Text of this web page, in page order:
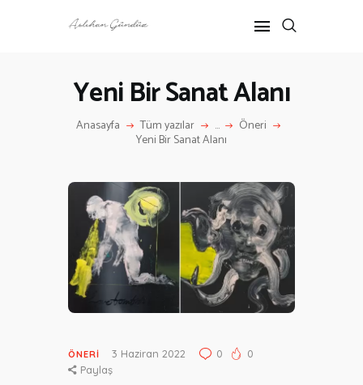
Yeni Bir Sanat Alanı
Anasayfa Tüm yazılar ... Öneri
Yeni Bir Sanat Alanı
RÖPORTAJ
KÜLTÜR SANAT
HAKKIMDA
İLETIŞIM
ÖNERI 3 Haziran 2022 0
0
Paylaş